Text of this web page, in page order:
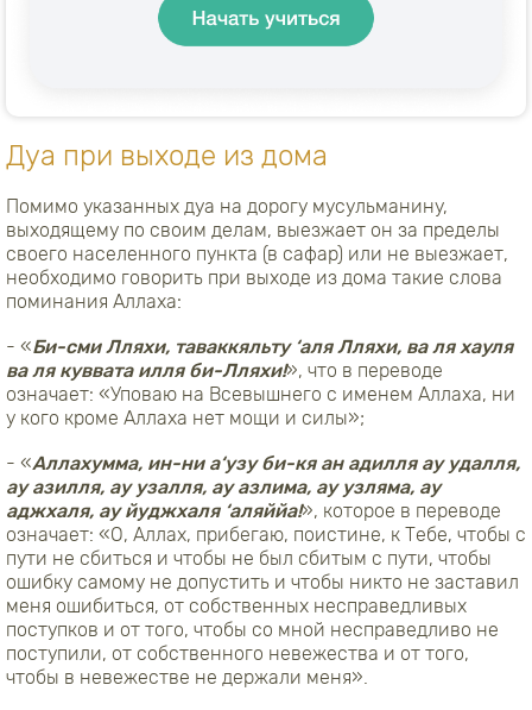
Дуа при выходе из дома
Помимо указанных дуа на дорогу мусульманину,
выходящему по своим делам, выезжает он за пределы
своего населенного пункта (в сафар) или не выезжает,
необходимо говорить при выходе из дома такие слова
поминания Аллаха:
- «Би-сми Лляхи, таваккяльту ‘аля Лляхи, ва ля хауля
ва ля куввата илля би-Лляхи!», что в переводе
означает: «Уповаю на Всевышнего с именем Аллаха, ни
у кого кроме Аллаха нет мощи и силы»;
- «Аллахумма, ин-ни а‘узу би-кя ан адилля ау удалля,
ау азилля, ау узалля, ау азлима, ау узляма, ау
аджхаля, ау йуджхаля ‘аляййа!», которое в переводе
означает: «О, Аллах, прибегаю, поистине, к Тебе, чтобы с
пути не сбиться и чтобы не был сбитым с пути, чтобы
ошибку самому не допустить и чтобы никто не заставил
меня ошибиться, от собственных несправедливых
поступков и от того, чтобы со мной несправедливо не
поступили, от собственного невежества и от того,
чтобы в невежестве не держали меня».